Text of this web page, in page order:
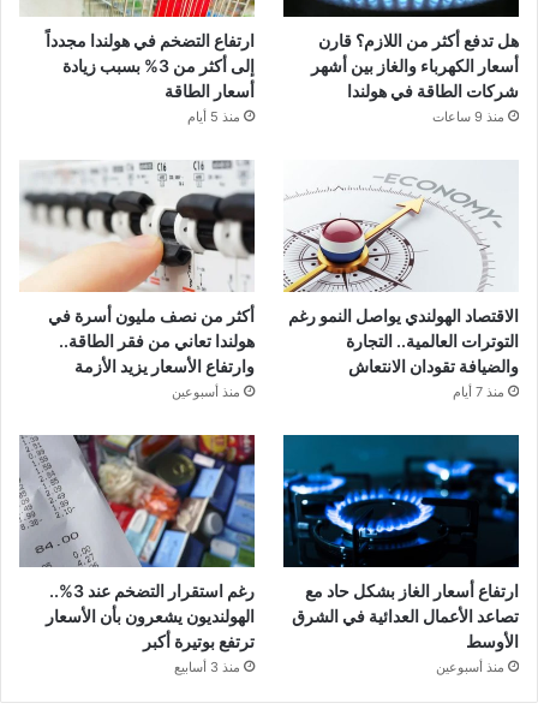
هل تدفع أكثر من اللازم؟ قارن
أسعار الكهرباء والغاز بين أشهر
شركات الطاقة في هولندا
منذ 9 ساعات
ارتفاع التضخم في هولندا مجدداً
إلى أكثر من 3% بسبب زيادة
أسعار الطاقة
منذ 5 أيام
الاقتصاد الهولندي يواصل النمو رغم
التوترات العالمية.. التجارة
والضيافة تقودان الانتعاش
منذ 7 أيام
أكثر من نصف مليون أسرة في
هولندا تعاني من فقر الطاقة..
وارتفاع الأسعار يزيد الأزمة
منذ أسبوعين
ارتفاع أسعار الغاز بشكل حاد مع
تصاعد الأعمال العدائية في الشرق
الأوسط
منذ أسبوعين
رغم استقرار التضخم عند 3%..
الهولنديون يشعرون بأن الأسعار
ترتفع بوتيرة أكبر
منذ 3 أسابيع